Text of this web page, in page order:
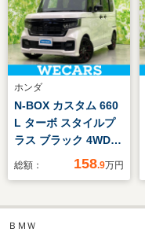
ホンダ
N-BOX カスタム 660
L ターボ スタイルプ
ラス ブラック 4WD
純正 8インチ SDナビ/
シートヒーター/車線
逸脱防止支援システ
総額： 158.9万円
ＢＭＷ